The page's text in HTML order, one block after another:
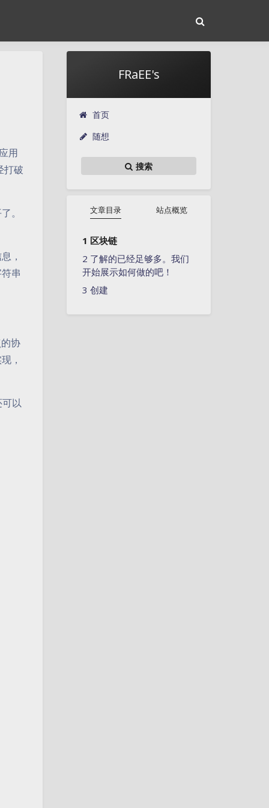
FRaEE's
首页
随想
搜索
文章目录 站点概览
区块链
了解的已经足够多。我们
开始展示如何做的吧！
创建
用
打破
。
，
串
协
，
以